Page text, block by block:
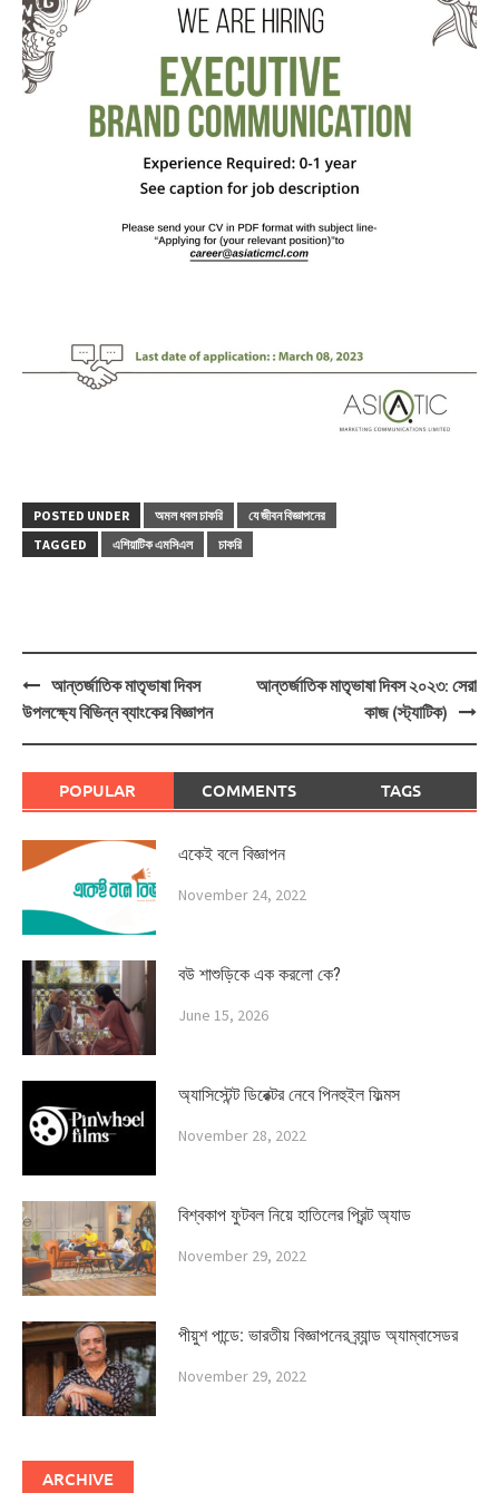
POSTED UNDER অমল ধবল চাকরি
যে জীবন বিজ্ঞাপনের
TAGGED
এশিয়াটিক এমসিএল চাকরি
Post
navigation
আন্তর্জাতিক মাতৃভাষা দিবস
উপলক্ষ্যে বিভিন্ন ব্যাংকের বিজ্ঞাপন
আন্তর্জাতিক মাতৃভাষা দিবস ২০২৩: সেরা
কাজ (স্ট্যাটিক)
POPULAR COMMENTS TAGS
একেই বলে বিজ্ঞাপন
November 24, 2022
বউ শাশুড়িকে এক করলো কে?
June 15, 2026
অ্যাসিস্টেন্ট ডিরেক্টর নেবে পিনহুইল ফিল্মস
November 28, 2022
বিশ্বকাপ ফুটবল নিয়ে হাতিলের প্রিন্ট অ্যাড
November 29, 2022
পীয়ুশ পান্ডে: ভারতীয় বিজ্ঞাপনের ব্র্যান্ড অ্যাম্বাসেডর
November 29, 2022
ARCHIVE